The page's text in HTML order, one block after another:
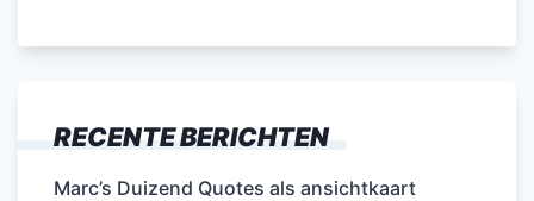
RECENTE BERICHTEN
Marc’s Duizend Quotes als ansichtkaart